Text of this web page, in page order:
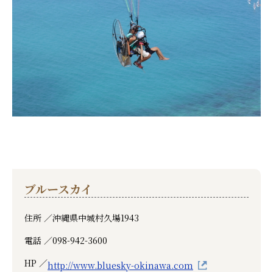
ブルースカイ
住所 ／沖縄県中城村久場1943
電話 ／098-942-3600
HP ／http://www.bluesky-okinawa.com